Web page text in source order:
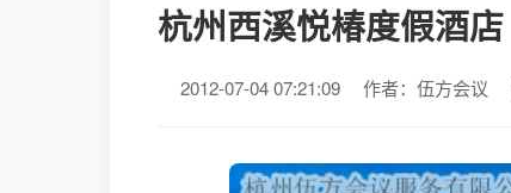
杭州西溪悦椿度假酒店
2012-07-04 07:21:09 作者：伍方会议